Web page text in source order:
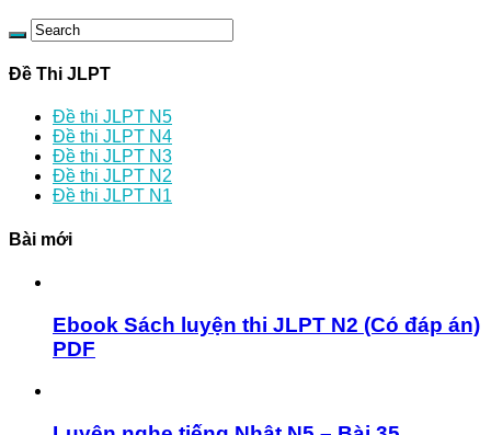
Đề Thi JLPT
Đề thi JLPT N5
Đề thi JLPT N4
Đề thi JLPT N3
Đề thi JLPT N2
Đề thi JLPT N1
Bài mới
Ebook Sách luyện thi JLPT N2 (Có đáp án)
PDF